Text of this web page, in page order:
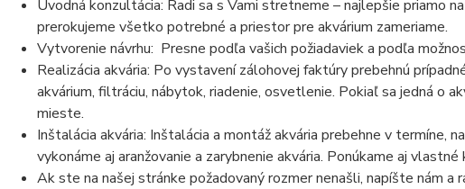
Úvodná konzultácia: Radi sa s Vami stretneme – najlepšie priamo
prerokujeme všetko potrebné a priestor pre akvárium zameriame.
Vytvorenie návrhu: Presne podľa vašich požiadaviek a podľa
Realizácia akvária: Po vystavení zálohovej faktúry prebehnú
akvárium, filtráciu, nábytok, riadenie, osvetlenie. Pokiaľ sa jedná o
mieste.
Inštalácia akvária: Inštalácia a montáž akvária prebehne v termíne,
vykonáme aj aranžovanie a zarybnenie akvária. Ponúkame aj
Ak ste na našej stránke požadovaný rozmer nenašli, napíšte nám